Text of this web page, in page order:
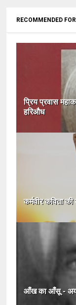
RECOMMENDED
प्रिय प्रवास
हरिऔध
कर्मवीर कविता की
आँख का आँसू -